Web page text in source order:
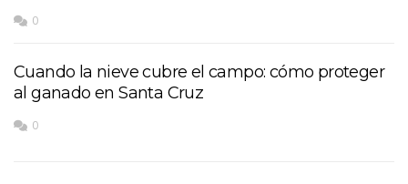
0
Cuando la nieve cubre el campo: cómo proteger
al ganado en Santa Cruz
0